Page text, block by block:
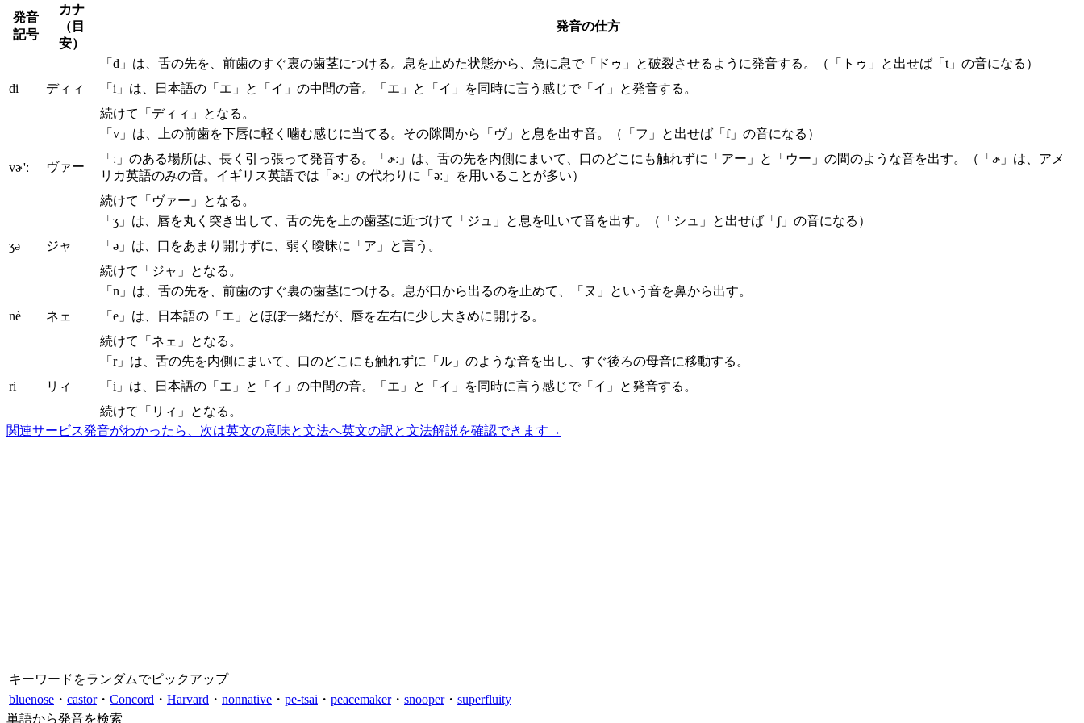
発音
記号
カナ
（目
安）
発音の仕方
di ディィ
「d」は、舌の先を、前歯のすぐ裏の歯茎につける。息を止めた状態から、急に息で「ドゥ」と破裂させるように発音する。（「トゥ」と出せば「t」の音になる）
「i」は、日本語の「エ」と「イ」の中間の音。「エ」と「イ」を同時に言う感じで「イ」と発音する。
続けて「ディィ」となる。
vɚ'ː ヴァー
「v」は、上の前歯を下唇に軽く噛む感じに当てる。その隙間から「ヴ」と息を出す音。（「フ」と出せば「f」の音になる）
「ː」のある場所は、長く引っ張って発音する。「ɚː」は、舌の先を内側にまいて、口のどこにも触れずに「アー」と「ウー」の間のような音を出す。（「ɚ」は、アメ
リカ英語のみの音。イギリス英語では「ɚː」の代わりに「əː」を用いることが多い）
続けて「ヴァー」となる。
ʒə ジャ
「ʒ」は、唇を丸く突き出して、舌の先を上の歯茎に近づけて「ジュ」と息を吐いて音を出す。（「シュ」と出せば「ʃ」の音になる）
「ə」は、口をあまり開けずに、弱く曖昧に「ア」と言う。
続けて「ジャ」となる。
nè ネェ
「n」は、舌の先を、前歯のすぐ裏の歯茎につける。息が口から出るのを止めて、「ヌ」という音を鼻から出す。
「e」は、日本語の「エ」とほぼ一緒だが、唇を左右に少し大きめに開ける。
続けて「ネェ」となる。
ri リィ
「r」は、舌の先を内側にまいて、口のどこにも触れずに「ル」のような音を出し、すぐ後ろの母音に移動する。
「i」は、日本語の「エ」と「イ」の中間の音。「エ」と「イ」を同時に言う感じで「イ」と発音する。
続けて「リィ」となる。
関連サービス発音がわかったら、次は英文の意味と文法へ英文の訳と文法解説を確認できます →
キーワードをランダムでピックアップ
bluenose ・ castor・ Concord ・ Harvard ・ nonnative ・ pe-tsai ・ peacemaker・ snooper・ superfluity
単語から発音を検索